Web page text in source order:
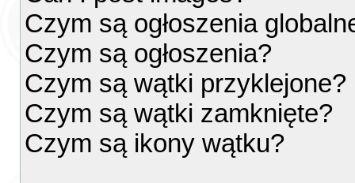
Czym są ogłoszenia
Czym są ogłoszenia?
Czym są wątki przyklejone?
Czym są wątki zamknięte?
Czym są ikony wątku?